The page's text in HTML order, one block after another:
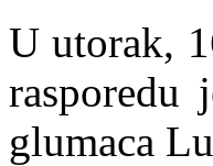
U utorak,
rasporedu
glumaca